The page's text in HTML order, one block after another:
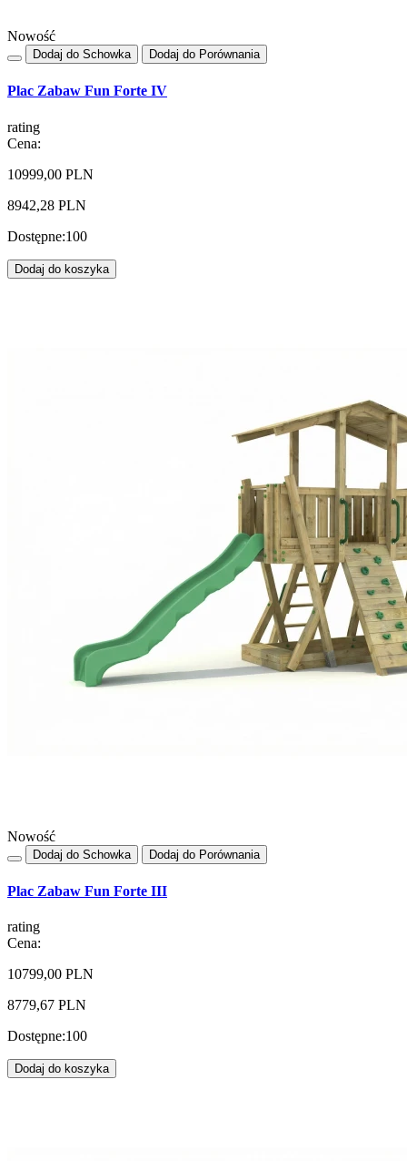
Nowość
Dodaj do Schowka Dodaj do Porównania
Plac Zabaw Fun Forte IV
rating
Cena:
10999,00 PLN
8942,28 PLN
Dostępne:100
Dodaj do koszyka
Nowość
Dodaj do Schowka Dodaj do Porównania
Plac Zabaw Fun Forte III
rating
Cena:
10799,00 PLN
8779,67 PLN
Dostępne:100
Dodaj do koszyka